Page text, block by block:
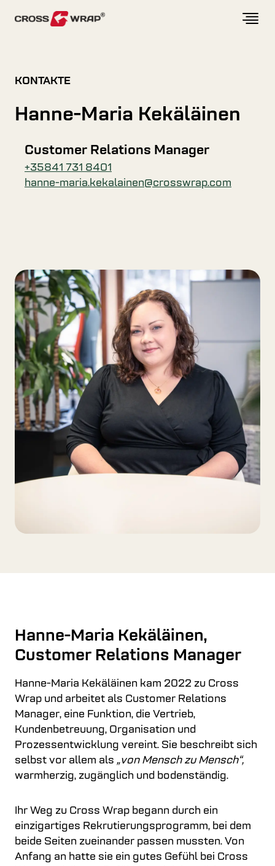
KONTAKTE
Hanne-Maria Kekäläinen
Customer Relations Manager
+35841 731 8401
hanne-maria.kekalainen@crosswrap.com
Hanne-Maria Kekäläinen,
Customer Relations Manager
Hanne-Maria Kekäläinen kam 2022 zu Cross
Wrap und arbeitet als Customer Relations
Manager, eine Funktion, die Vertrieb,
Kundenbetreuung, Organisation und
Prozessentwicklung vereint. Sie beschreibt sich
selbst vor allem als „von Mensch zu Mensch“,
warmherzig, zugänglich und bodenständig.
Ihr Weg zu Cross Wrap begann durch ein
einzigartiges Rekrutierungsprogramm, bei dem
beide Seiten zueinander passen mussten. Von
Anfang an hatte sie ein gutes Gefühl bei Cross